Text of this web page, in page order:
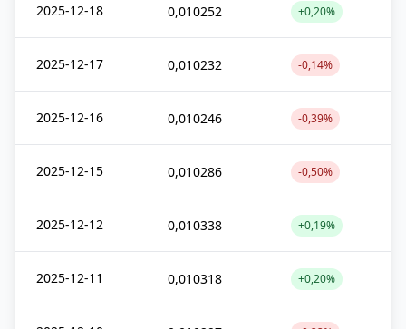
2025-12-18 0,010252 +0,20%
2025-12-17 0,010232 -0,14%
2025-12-16 0,010246 -0,39%
2025-12-15 0,010286 -0,50%
2025-12-12 0,010338 +0,19%
2025-12-11 0,010318 +0,20%